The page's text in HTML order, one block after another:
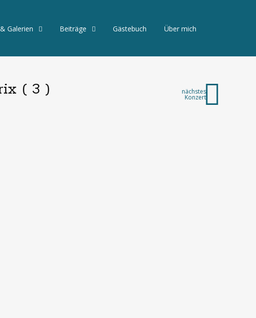
Galerien Beiträge Gästebuch Über mich
( 3 ) nächstes
Konzert